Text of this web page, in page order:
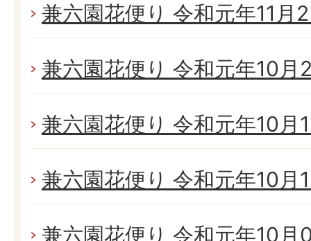
兼六園花便り 令和元年11月
兼六園花便り 令和元年10
兼六園花便り 令和元年10月
兼六園花便り 令和元年10月
兼六園花便り 令和元年10月